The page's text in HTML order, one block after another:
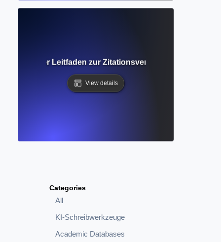
Categories
All
KI-Schreibwerkzeuge
Academic Databases
Leitfaden zur Zitationsverfolgung und
View details